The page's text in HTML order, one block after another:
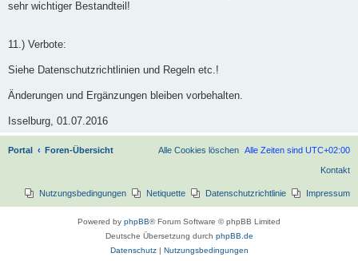
sehr wichtiger Bestandteil!
11.) Verbote:
Siehe Datenschutzrichtlinien und Regeln etc.!
Änderungen und Ergänzungen bleiben vorbehalten.
Isselburg, 01.07.2016
Portal Foren-Übersicht Alle Zeiten sind UTC+02:00
Alle Cookies löschen
Kontakt
Impressum
Datenschutzrichtlinie
Netiquette
Nutzungsbedingungen
Powered by phpBB® Forum Software © phpBB Limited
Deutsche Übersetzung durch phpBB.de
Datenschutz| Nutzungsbedingungen